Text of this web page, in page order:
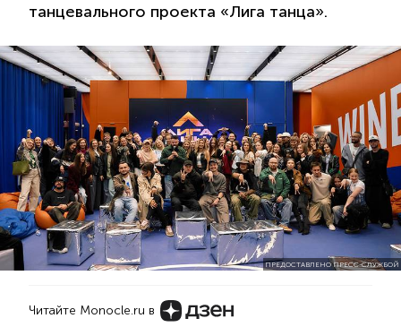
танцевального проекта «Лига танца».
ПРЕДОСТАВЛЕНО ПРЕСС-СЛУЖБОЙ
Читайте Monocle.ru в